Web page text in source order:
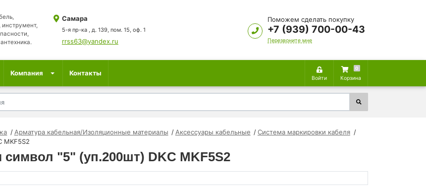
инструмент,
Самара
5-я пр-ка , д. 139, пом. 15, оф. 1
rrss63@yandex.ru
Поможем сделать покупку
+7 (939) 700-00-43
Перезвоните мне
Компания Контакты
Войти
0
Корзина
Арматура кабельная/Изоляционные материалы Аксессуары кабельные
Система маркировки кабеля
MKF5S2
"5" (уп.200шт) DKC MKF5S2